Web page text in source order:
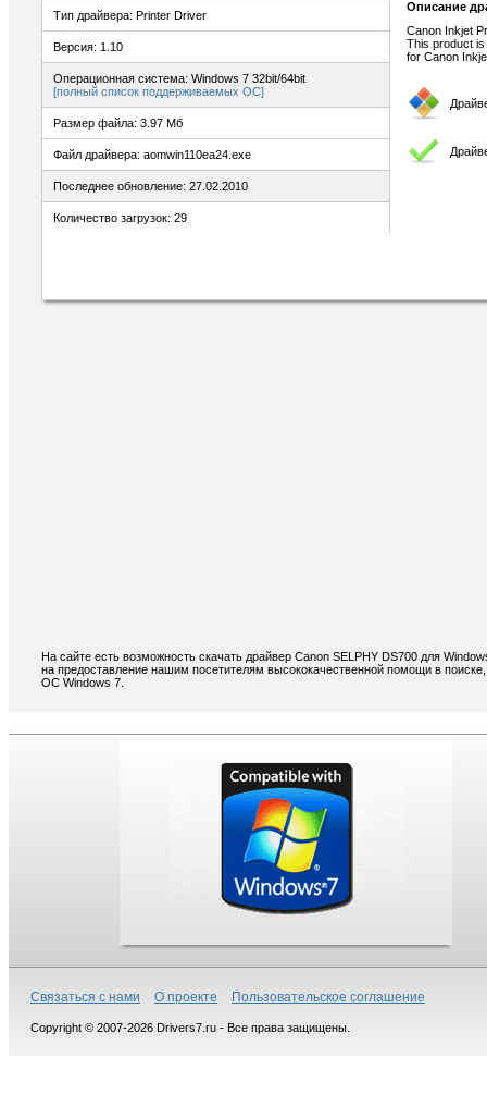
Тип драйвера: Printer Driver
Версия: 1.10
Операционная система: Windows 7 32bit/64bit
[полный список поддерживаемых ОС]
Размер файла: 3.97 Мб
Файл драйвера: aomwin110ea24.exe
Последнее обновление: 27.02.2010
Количество загрузок: 29
Описание
Canon Inkjet
This product
for Canon
На сайте есть возможность скачать драйвер Canon SELPHY DS700 для
на предоставление нашим посетителям высококачественной помощи в
ОС Windows 7.
Связаться с нами О проекте Пользовательское соглашение
Copyright © 2007-2026 Drivers7.ru - Все права защищены.